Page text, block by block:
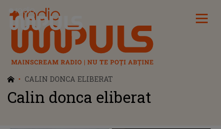
Radio Impuls
CALIN DONCA ELIBERAT
Calin donca eliberat